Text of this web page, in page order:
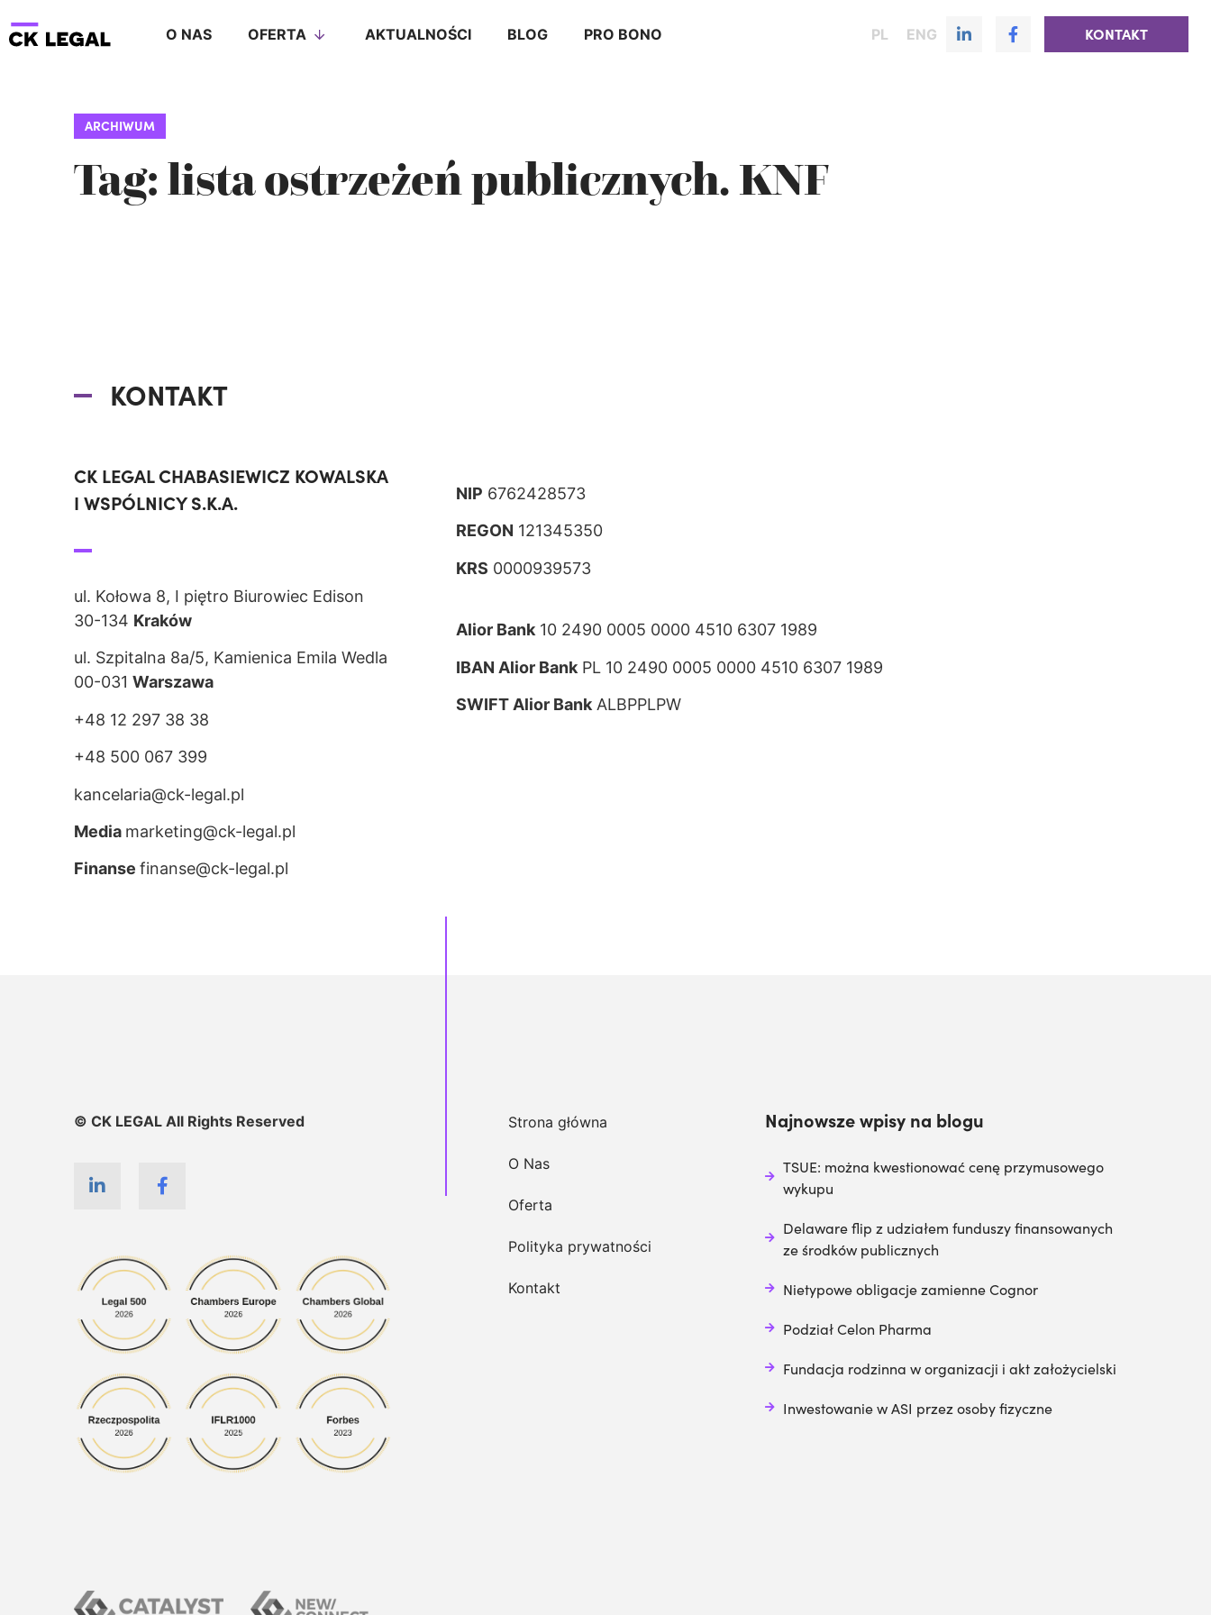
O NAS OFERTA AKTUALNOŚCI BLOG PRO BONO PL ENG KONTAKT
ARCHIWUM
Tag: lista ostrzeżeń publicznych. KNF
KONTAKT
CK LEGAL CHABASIEWICZ KOWALSKA
I WSPÓLNICY S.K.A.
ul. Kołowa 8, I piętro Biurowiec Edison
30-134 Kraków
ul. Szpitalna 8a/5, Kamienica Emila Wedla
00-031 Warszawa
+48 12 297 38 38
+48 500 067 399
kancelaria@ck-legal.pl
Media marketing@ck-legal.pl
Finanse finanse@ck-legal.pl
NIP 6762428573
REGON 121345350
KRS 0000939573
Alior Bank 10 2490 0005 0000 4510 6307 1989
IBAN Alior Bank PL 10 2490 0005 0000 4510 6307 1989
SWIFT Alior Bank ALBPPLPW
© CK LEGAL All Rights Reserved Strona główna
O Nas
Oferta
Polityka prywatności
Kontakt
Najnowsze wpisy na blogu
TSUE: można kwestionować cenę przymusowego
wykupu
Delaware flip z udziałem funduszy finansowanych
ze środków publicznych
Nietypowe obligacje zamienne Cognor
Podział Celon Pharma
Fundacja rodzinna w organizacji i akt założycielski
Inwestowanie w ASI przez osoby fizyczne